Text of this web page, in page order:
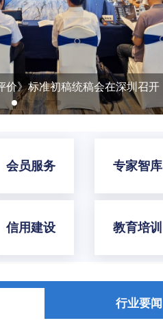
价》标准初稿统稿会在深圳召开
会员服务 专家智库
信用建设 教育培训
行业要闻